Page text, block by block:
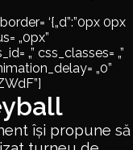
border= ‘{„d”:”0px 0px
„0px”
„” css_classes= „”
„0”
își propune să